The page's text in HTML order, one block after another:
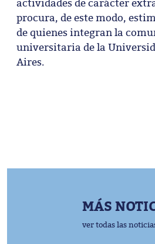
actividades de carácter
procura, de este modo,
de quienes integran la
universitaria de la
Aires.
MÁS
ver todas las